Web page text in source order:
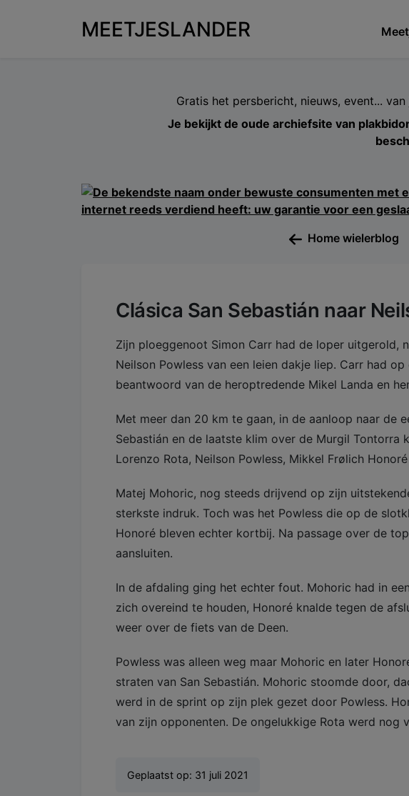
MEETJESLANDER
Gratis het persbericht, nieuws, event...
Je bekijkt de oude archiefsite van
Home wielerblog
Clásica San Sebastián naar
Zijn ploeggenoot Simon Carr had de loper uitgerold,
Neilson Powless van een leien dakje liep. Carr had
beantwoord van de heroptredende Mikel Landa en
Met meer dan 20 km te gaan, in de aanloop naar de
Sebastián en de laatste klim over de Murgil Tontorra
Lorenzo Rota, Neilson Powless, Mikkel Frølich
Matej Mohoric, nog steeds drijvend op zijn
sterkste indruk. Toch was het Powless die op de
Honoré bleven echter kortbij. Na passage over de
aansluiten.
In de afdaling ging het echter fout. Mohoric had in
zich overeind te houden, Honoré knalde tegen de
weer over de fiets van de Deen.
Powless was alleen weg maar Mohoric en later
straten van San Sebastián. Mohoric stoomde door,
werd in de sprint op zijn plek gezet door Powless.
van zijn opponenten. De ongelukkige Rota werd nog
Geplaatst op: 31 juli 2021